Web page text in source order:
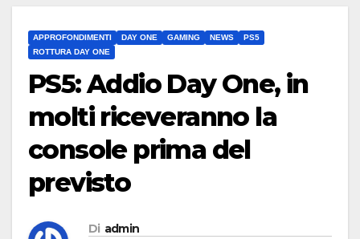
APPROFONDIMENTI DAY ONE GAMING NEWS
PS5
ROTTURA DAY ONE
PS5: Addio Day One, in
molti riceveranno la
console prima del
previsto
Di admin